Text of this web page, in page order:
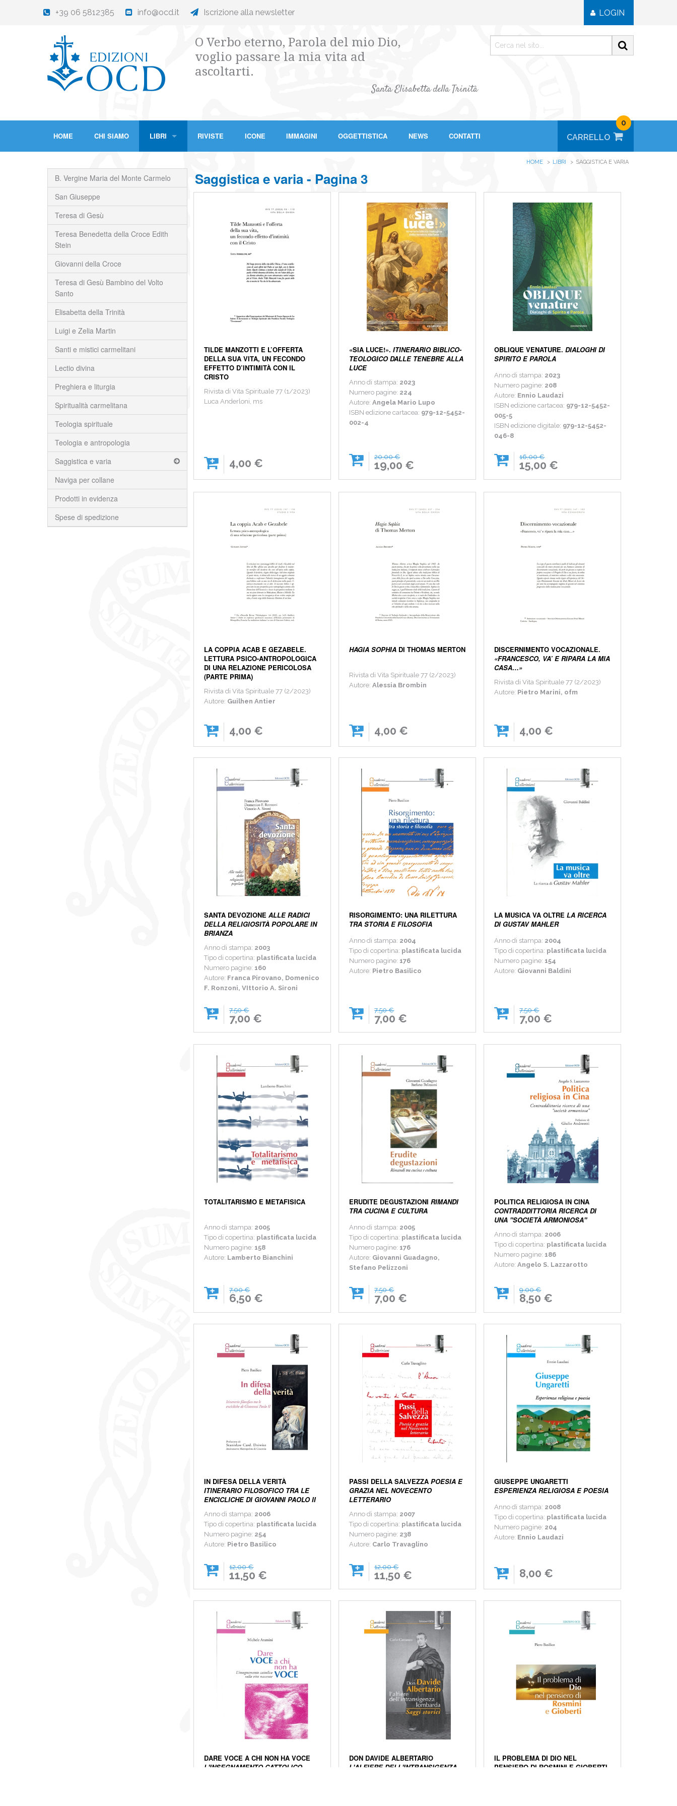
+39 06 5812385 info@ocd.it Iscrizione alla newsletter LOGIN
O Verbo eterno, Parola del mio Dio,
voglio passare la mia vita ad
ascoltarti.
Santa Elisabetta della Trinità
HOME CHI SIAMO LIBRI RIVISTE ICONE IMMAGINI OGGETTISTICA NEWS CONTATTI
0
HOME LIBRI SAGGISTICA E VARIA
B. Vergine Maria del Monte Carmelo
San Giuseppe
Teresa di Gesù
Teresa Benedetta della Croce Edith
Stein
Giovanni della Croce
Teresa di Gesù Bambino del Volto
Santo
Elisabetta della Trinità
Luigi e Zelia Martin
Santi e mistici carmelitani
Lectio divina
Preghiera e liturgia
Spiritualità carmelitana
Teologia spirituale
Teologia e antropologia
Saggistica e varia
Naviga per collane
Prodotti in evidenza
Spese di spedizione
Saggistica e varia - Pagina 3
TILDE MANZOTTI E L’OFFERTA
DELLA SUA VITA, UN FECONDO
EFFETTO D’INTIMITÀ CON IL
CRISTO
Rivista di Vita Spirituale 77 (1/2023)
Luca Anderloni, ms
4,00 €
«SIA LUCE!». ITINERARIO BIBLICO-
TEOLOGICO DALLE TENEBRE ALLA
LUCE
Anno di stampa: 2023
Numero pagine: 224
Autore: Angela Mario Lupo
ISBN edizione cartacea: 979-12-5452-
002-4
20,00 €
19,00 €
OBLIQUE VENATURE.DIALOGHI DI
SPIRITO E PAROLA
Anno di stampa: 2023
Numero pagine: 208
Autore: Ennio Laudazi
ISBN edizione cartacea: 979-12-5452-
005-5
ISBN edizione digitale: 979-12-5452-
046-8
16,00 €
15,00 €
LA COPPIA ACAB E GEZABELE.
LETTURA PSICO-ANTROPOLOGICA
DI UNA RELAZIONE PERICOLOSA
(PARTE PRIMA)
Rivista di Vita Spirituale 77 (2/2023)
Autore: Guilhen Antier
4,00 €
HAGIA SOPHIA DI THOMAS MERTON
Rivista di Vita Spirituale 77 (2/2023)
Autore:Alessia Brombin
4,00 €
DISCERNIMENTO VOCAZIONALE.
«FRANCESCO, VA’ E RIPARA LA MIA
CASA…»
Rivista di Vita Spirituale 77 (2/2023)
Autore: Pietro Marini, ofm
4,00 €
SANTA DEVOZIONEALLE RADICI
DELLA RELIGIOSITÀ POPOLARE IN
BRIANZA
Anno di stampa: 2003
Tipo di copertina: plastificata lucida
Numero pagine: 160
Autore: Franca Pirovano, Domenico
F. Ronzoni, VIttorio A. Sironi
7,50 €
7,00 €
RISORGIMENTO: UNA RILETTURA
TRA STORIA E FILOSOFIA
Anno di stampa: 2004
Tipo di copertina: plastificata lucida
Numero pagine: 176
Autore: Pietro Basilico
7,50 €
7,00 €
LA MUSICA VA OLTRELA RICERCA
DI GUSTAV MAHLER
Anno di stampa: 2004
Tipo di copertina: plastificata lucida
Numero pagine: 154
Autore: Giovanni Baldini
7,50 €
7,00 €
TOTALITARISMO E METAFISICA
Anno di stampa: 2005
Tipo di copertina: plastificata lucida
Numero pagine: 158
Autore: Lamberto Bianchini
7,00 €
6,50 €
ERUDITE DEGUSTAZIONIRIMANDI
TRA CUCINA E CULTURA
Anno di stampa: 2005
Tipo di copertina: plastificata lucida
Numero pagine: 176
Autore: Giovanni Guadagno,
Stefano Pelizzoni
7,50 €
7,00 €
POLITICA RELIGIOSA IN CINA
CONTRADDITTORIA RICERCA DI
UNA "SOCIETÀ ARMONIOSA"
Anno di stampa: 2006
Tipo di copertina: plastificata lucida
Numero pagine: 186
Autore:Angelo S. Lazzarotto
9,00 €
8,50 €
IN DIFESA DELLA VERITÀ
ITINERARIO FILOSOFICO TRA LE
ENCICLICHE DI GIOVANNI PAOLO II
Anno di stampa: 2006
Tipo di copertina: plastificata lucida
Numero pagine: 254
Autore: Pietro Basilico
12,00 €
11,50 €
PASSI DELLA SALVEZZAPOESIA E
GRAZIA NEL NOVECENTO
LETTERARIO
Anno di stampa: 2007
Tipo di copertina: plastificata lucida
Numero pagine: 238
Autore: Carlo Travaglino
12,00 €
11,50 €
GIUSEPPE UNGARETTI
ESPERIENZA RELIGIOSA E POESIA
Anno di stampa: 2008
Tipo di copertina: plastificata lucida
Numero pagine: 204
Autore: Ennio Laudazi
8,00 €
DARE VOCE A CHI NON HA VOCE
L'INSEGNAMENTO CATTOLICO
DON DAVIDE ALBERTARIO
L'ALFIERE DELL'INTRANSIGENZA
IL PROBLEMA DI DIO NEL
PENSIERO DI ROSMINI E GIOBERTI